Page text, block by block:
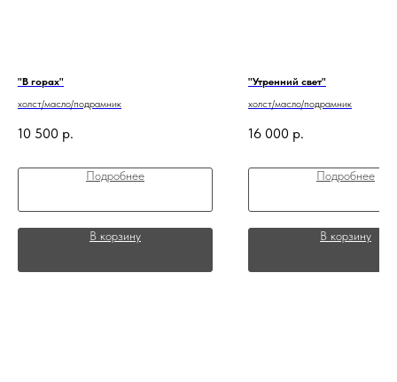
"В горах"
холст/масло/подрамник
10 500 р.
Подробнее
В корзину
"Утренний свет"
холст/масло/подрамник
16 000 р.
Подробнее
В корзину